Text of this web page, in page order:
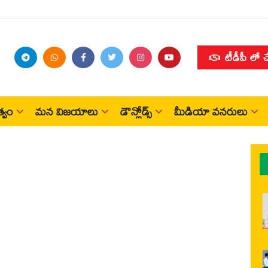
టీడీపీ లో
మన విజయాలు డౌన్లోడ్స్ మీడియా వనరులు